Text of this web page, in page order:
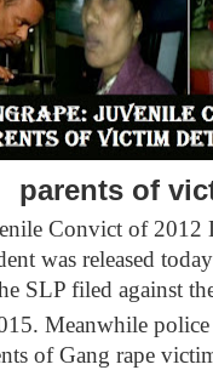
parents of
Convict of 2012
was released
SLP filed against
Meanwhile
of Gang rape